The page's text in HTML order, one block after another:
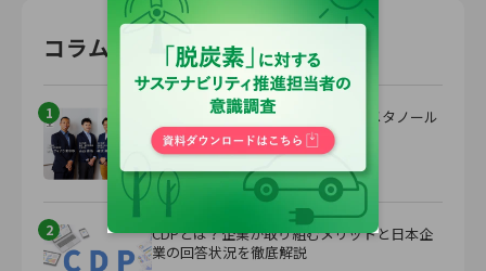
コラムランキング(過去3カ月)
1
Power-to-X時代到来。世界初のe-メタノール
商業プラントが始動
2025.08.13
2
CDPとは？企業が取り組むメリットと日本企
業の回答状況を徹底解説